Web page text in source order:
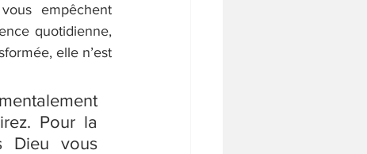
empêchent
quotidienne,
elle n’est
Pour la
Dieu vous